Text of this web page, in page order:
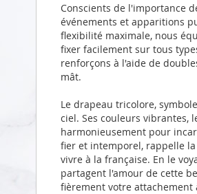
Conscients de l'importance
événements et apparitions
flexibilité maximale, nous
fixer facilement sur tous
renforçons à l'aide de
mât.
Le drapeau tricolore,
ciel. Ses couleurs vibrantes,
harmonieusement pour
fier et intemporel, rappelle
vivre à la française. En le
partagent l'amour de cette
fièrement votre attachement